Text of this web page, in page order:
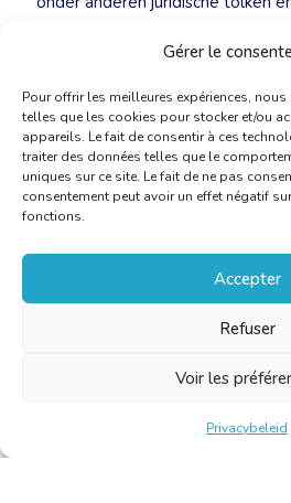
Gérer le
Pour offrir les meilleures expériences,
telles que les cookies pour stocker et/ou
appareils. Le fait de consentir à ces
traiter des données telles que le
uniques sur ce site. Le fait de ne pas
consentement peut avoir un effet négatif
fonctions.
Accepter
Refuser
Voir les
Privacybeleid
Open letter EULITA –